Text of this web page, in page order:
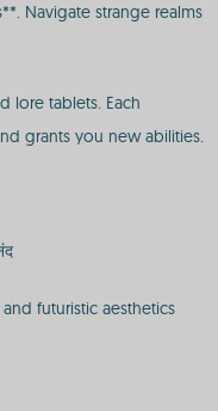
Navigate strange realms
lore tablets. Each
grants you new abilities.
futuristic aesthetics